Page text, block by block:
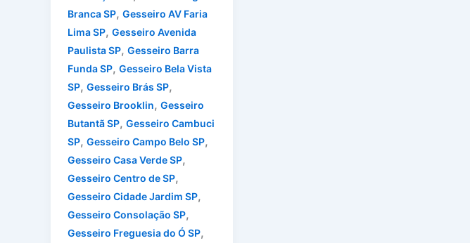
Branca SP, Gesseiro AV Faria
Lima SP, Gesseiro Avenida
Paulista SP, Gesseiro Barra
Funda SP, Gesseiro Bela Vista
SP, Gesseiro Brás SP,
Gesseiro Brooklin, Gesseiro
Butantã SP, Gesseiro Cambuci
SP, Gesseiro Campo Belo SP,
Gesseiro Casa Verde SP,
Gesseiro Centro de SP,
Gesseiro Cidade Jardim SP,
Gesseiro Consolação SP,
Gesseiro Freguesia do Ó SP,